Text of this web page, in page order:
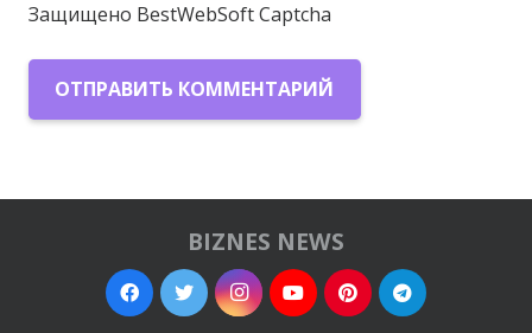
Защищено BestWebSoft Captcha
ОТПРАВИТЬ КОММЕНТАРИЙ
BIZNES NEWS